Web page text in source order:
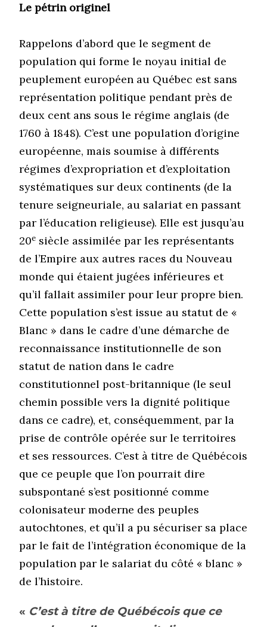
Le pétrin originel
Rappelons d’abord que le segment de
population qui forme le noyau initial de
peuplement européen au Québec est sans
représentation politique pendant près de
deux cent ans sous le régime anglais (de
1760 à 1848). C’est une population d’origine
européenne, mais soumise à différents
régimes d’expropriation et d’exploitation
systématiques sur deux continents (de la
tenure seigneuriale, au salariat en passant
par l’éducation religieuse). Elle est jusqu’au
20e siècle assimilée par les représentants
de l’Empire aux autres races du Nouveau
monde qui étaient jugées inférieures et
qu’il fallait assimiler pour leur propre bien.
Cette population s’est issue au statut de «
Blanc » dans le cadre d’une démarche de
reconnaissance institutionnelle de son
statut de nation dans le cadre
constitutionnel post-britannique (le seul
chemin possible vers la dignité politique
dans ce cadre), et, conséquemment, par la
prise de contrôle opérée sur le territoires
et ses ressources. C’est à titre de Québécois
que ce peuple que l’on pourrait dire
subspontané s’est positionné comme
colonisateur moderne des peuples
autochtones, et qu’il a pu sécuriser sa place
par le fait de l’intégration économique de la
population par le salariat du côté « blanc »
de l’histoire.
« C’est à titre de Québécois que ce